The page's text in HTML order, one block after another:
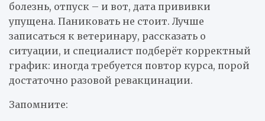
болезнь, отпуск – и вот, дата прививки
упущена. Паниковать не стоит. Лучше
записаться к ветеринару, рассказать о
ситуации, и специалист подберёт корректный
график: иногда требуется повтор курса, порой
достаточно разовой ревакцинации.
Запомните: